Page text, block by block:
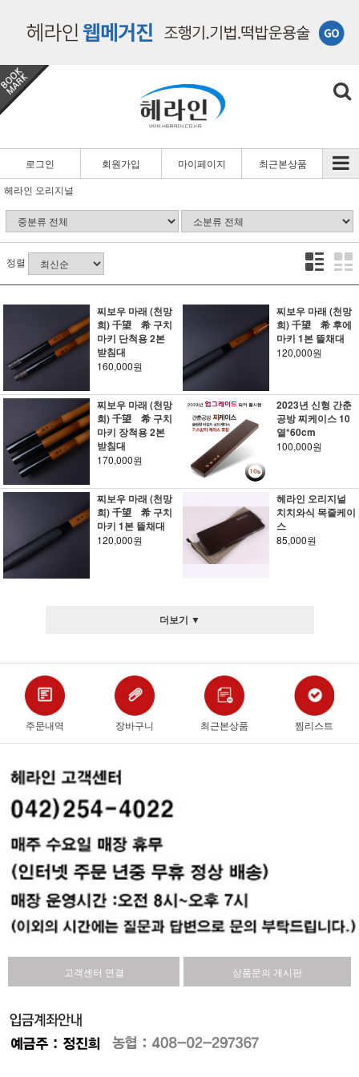
로그인 회원가입 마이페이지
최근본상품
헤라인 오리지널
정렬
찌보우 마래 (천망
희) 千望 希 구치
마키 단척용 2본
받침대
160,000원
찌보우 마래 (천망
희) 千望 希 후에
마키 1본 뜰채대
120,000원
찌보우 마래 (천망
희) 千望 希 구치
마키 장척용 2본
받침대
170,000원
2023년 신형 간춘
공방 찌케이스 10
열*60cm
100,000원
찌보우 마래 (천망
희) 千望 希 구치
마키 1본 뜰채대
120,000원
헤라인 오리지널
치치와식 목줄케이
스
85,000원
더보기 ▼
주문내역 장바구니 최근본상품 찜리스트
고객센터 연결 상품문의 게시판